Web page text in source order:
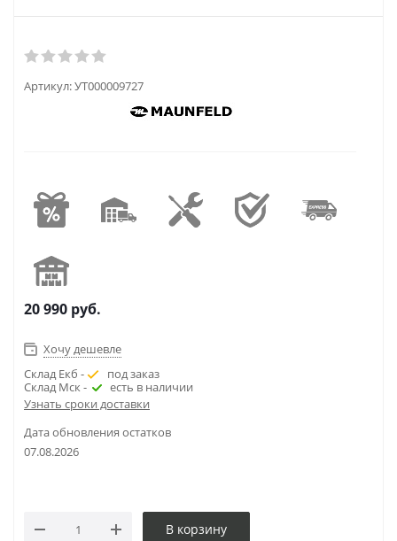
Артикул:УТ000009727
20 990 руб.
Хочу дешевле
Склад Екб -
под заказ
Склад Мск -
есть в наличии
Узнать сроки доставки
Дата обновления остатков
07.08.2026
В корзину